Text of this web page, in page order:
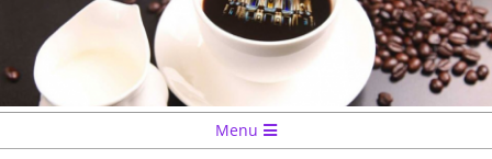
Menu
Menu